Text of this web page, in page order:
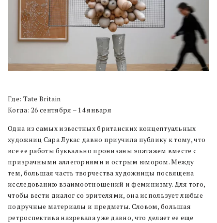
Где: Tate Britain
Когда: 26 сентября – 14 января
Одна из самых известных британских концептуальных
художниц Сара Лукас давно приучила публику к тому, что
все ее работы буквально пронизаны эпатажем вместе с
призрачными аллегориями и острым юмором. Между
тем, большая часть творчества художницы посвящена
исследованию взаимоотношений и феминизму. Для того,
чтобы вести диалог со зрителями, она использует любые
подручные материалы и предметы. Словом, большая
ретроспектива назревала уже давно, что делает ее еще